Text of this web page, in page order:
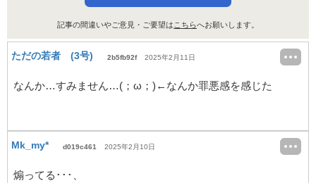
記事の間違いやご意見・ご要望は こちらへお願いします。
ただの若者 (3号) 2b5fb92f 2025年2月11日
なんか…すみません…(；ω；)←なんか罪悪感を感じた
Mk_my* d019c461 2025年2月10日
煽ってる･･･、